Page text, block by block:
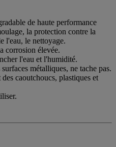
de haute performance
la protection contre la
l'eau, le nettoyage.
corrosion élevée.
l'eau et l'humidité.
métalliques, ne tache pas.
caoutchoucs, plastiques et